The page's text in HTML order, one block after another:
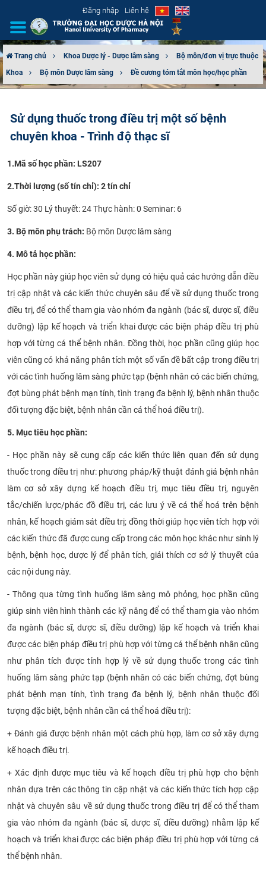
Đăng nhập Liên hệ
GIỚI THIỆU
TUYỂN SINH
ĐÀO TẠO
ĐẢM BẢO CHẤT LƯỢNG
HTQT
CỰU NGƯỜI HỌC
Trang chủ Khoa Dược lý - Dược lâm sàng
Bộ môn/đơn vị trực thuộc
Khoa
Bộ môn Dược lâm sàng Đề cương tóm tắt môn học/học phần
Sử dụng thuốc trong điều trị một số bệnh
chuyên khoa - Trình độ thạc sĩ
1.Mã số học phần: LS207
2.Thời lượng (số tín chỉ): 2 tín chỉ
Số giờ: 30 Lý thuyết: 24 Thực hành: 0 Seminar: 6
3. Bộ môn phụ trách: Bộ môn Dược lâm sàng
4. Mô tả học phần:
Học phần này giúp học viên sử dụng có hiệu quả các hướng dẫn điều
trị cập nhật và các kiến thức chuyên sâu để về sử dụng thuốc trong
điều trị, để có thể tham gia vào nhóm đa ngành (bác sĩ, dược sĩ, điều
dưỡng) lập kế hoạch và triển khai được các biện pháp điều trị phù
hợp với từng cá thể bệnh nhân. Đồng thời, học phần cũng giúp học
viên cũng có khả năng phân tích một số vấn đề bất cập trong điều trị
với các tình huống lâm sàng phức tạp (bệnh nhân có các biến chứng,
đợt bùng phát bệnh mạn tính, tình trạng đa bệnh lý, bệnh nhân thuộc
đối tượng đặc biệt, bệnh nhân cần cá thể hoá điều trị).
5. Mục tiêu học phần:
- Học phần này sẽ cung cấp các kiến thức liên quan đến sử dụng
thuốc trong điều trị như: phương pháp/kỹ thuật đánh giá bệnh nhân
làm cơ sở xây dựng kế hoạch điều trị, mục tiêu điều trị, nguyên
tắc/chiến lược/phác đồ điều trị, các lưu ý về cá thể hoá trên bệnh
nhân, kế hoạch giám sát điều trị; đồng thời giúp học viên tích hợp với
các kiến thức đã được cung cấp trong các môn học khác như sinh lý
bệnh, bệnh học, dược lý để phân tích, giải thích cơ sở lý thuyết của
các nội dung này.
- Thông qua từng tình huống lâm sàng mô phỏng, học phần cũng
giúp sinh viên hình thành các kỹ năng để có thể tham gia vào nhóm
đa ngành (bác sĩ, dược sĩ, điều dưỡng) lập kế hoạch và triển khai
được các biện pháp điều trị phù hợp với từng cá thể bệnh nhân cũng
như phân tích được tính hợp lý về sử dụng thuốc trong các tình
huống lâm sàng phức tạp (bệnh nhân có các biến chứng, đợt bùng
phát bệnh mạn tính, tình trạng đa bệnh lý, bệnh nhân thuộc đối
tượng đặc biệt, bệnh nhân cần cá thể hoá điều trị):
+ Đánh giá được bệnh nhân một cách phù hợp, làm cơ sở xây dựng
kế hoạch điều trị.
+ Xác định được mục tiêu và kế hoạch điều trị phù hợp cho bệnh
nhân dựa trên các thông tin cập nhật và các kiến thức tích hợp cập
nhật và chuyên sâu về sử dụng thuốc trong điều trị để có thể tham
gia vào nhóm đa ngành (bác sĩ, dược sĩ, điều dưỡng) nhằm lập kế
hoạch và triển khai được các biện pháp điều trị phù hợp với từng cá
thể bệnh nhân.